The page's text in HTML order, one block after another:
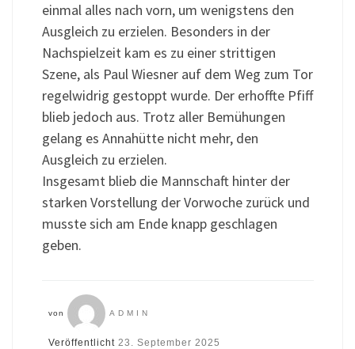
einmal alles nach vorn, um wenigstens den
Ausgleich zu erzielen. Besonders in der
Nachspielzeit kam es zu einer strittigen
Szene, als Paul Wiesner auf dem Weg zum Tor
regelwidrig gestoppt wurde. Der erhoffte Pfiff
blieb jedoch aus. Trotz aller Bemühungen
gelang es Annahütte nicht mehr, den
Ausgleich zu erzielen.
Insgesamt blieb die Mannschaft hinter der
starken Vorstellung der Vorwoche zurück und
musste sich am Ende knapp geschlagen
geben.
von ADMIN
Veröffentlicht 23. September 2025